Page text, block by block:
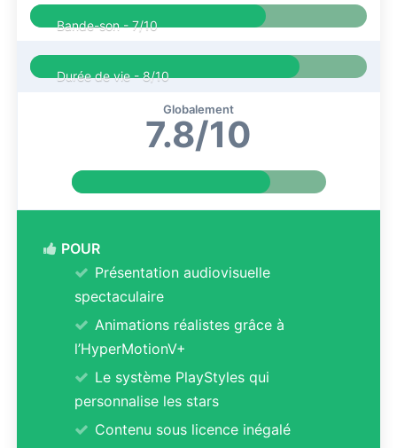
Bande-son -7/10
Durée de vie -8/10
Globalement
7.8/10
POUR
Présentation audiovisuelle
spectaculaire
Animations réalistes grâce à
l’HyperMotionV+
Le système PlayStyles qui
personnalise les stars
Contenu sous licence inégalé